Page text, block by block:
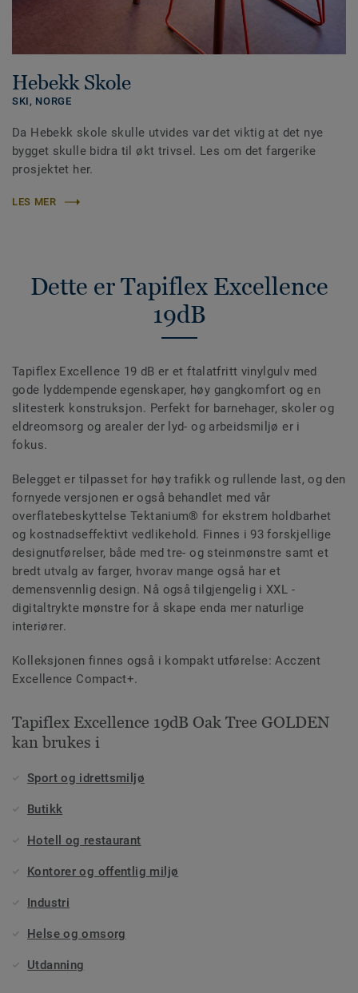
Hebekk Skole
SKI, NORGE
Da Hebekk skole skulle utvides var det viktig at det nye
bygget skulle bidra til økt trivsel. Les om det fargerike
prosjektet her.
LES MER
Dette er Tapiflex Excellence
19dB
Tapiflex Excellence 19 dB er et ftalatfritt vinylgulv med
gode lyddempende egenskaper, høy gangkomfort og en
slitesterk konstruksjon. Perfekt for barnehager, skoler og
eldreomsorg og arealer der lyd- og arbeidsmiljø er i
fokus.
Belegget er tilpasset for høy trafikk og rullende last, og den
fornyede versjonen er også behandlet med vår
overflatebeskyttelse Tektanium® for ekstrem holdbarhet
og kostnadseffektivt vedlikehold. Finnes i 93 forskjellige
designutførelser, både med tre- og steinmønstre samt et
bredt utvalg av farger, hvorav mange også har et
demensvennlig design. Nå også tilgjengelig i XXL -
digitaltrykte mønstre for å skape enda mer naturlige
interiører.
Kolleksjonen finnes også i kompakt utførelse: Acczent
Excellence Compact+.
Tapiflex Excellence 19dB Oak Tree GOLDEN
kan brukes i
Sport og idrettsmiljø
Butikk
Hotell og restaurant
Kontorer og offentlig miljø
Industri
Helse og omsorg
Utdanning